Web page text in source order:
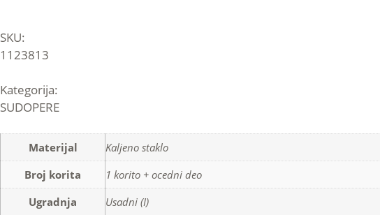
SKU:
1123813
Kategorija:
SUDOPERE
Materijal
Kaljeno staklo
Broj korita
1 korito + ocedni deo
Ugradnja
Usadni (I)